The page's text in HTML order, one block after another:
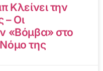
Κλείνει την
– Οι
«Βόμβα» στο
της